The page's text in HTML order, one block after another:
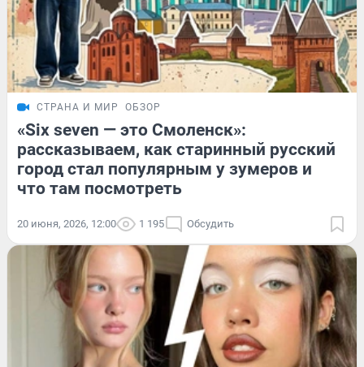
СТРАНА И МИР ОБЗОР
«Six seven — это Смоленск»:
рассказываем, как старинный русский
город стал популярным у зумеров и
что там посмотреть
20 июня, 2026, 12:00 1 195 Обсудить